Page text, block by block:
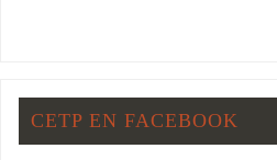
CETP EN FACEBOOK